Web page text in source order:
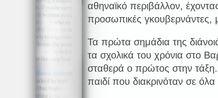
αθηναϊκό περιβάλλον,
προσωπικές γκουβερνάντες,
Τα πρώτα σημάδια της
τα σχολικά του χρόνια στο
σταθερά ο πρώτος στην
παιδί που διακρινόταν σε